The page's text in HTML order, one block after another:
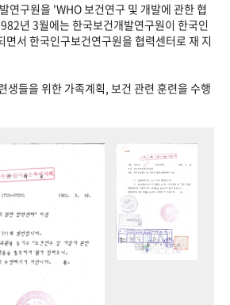
연구원을 'WHO 보건연구 및 개발에 관한 협
년 3월에는 한국보건개발연구원이 한국인
면서 한국인구보건연구원을 협력센터로 재 지
생들을 위한 가족계획, 보건 관련 훈련을 수행